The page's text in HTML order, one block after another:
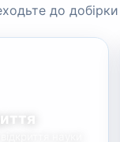
до добірки